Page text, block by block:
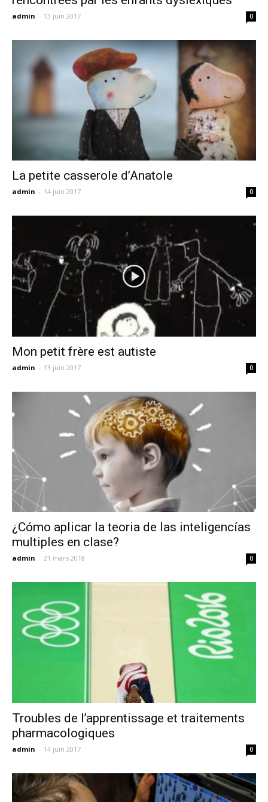
admin - 13 juin 2017 0
La petite casserole d’Anatole
admin - 14 juin 2017 0
Mon petit frère est autiste
admin - 13 juin 2017 0
¿Cómo aplicar la teoria de las inteligencías
multiples en clase?
admin - 21 mars 2018 0
Troubles de l’apprentissage et traitements
pharmacologiques
admin - 14 juin 2017 0